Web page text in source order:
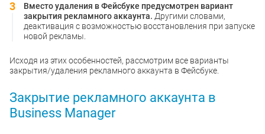
Вместо удаления в Фейсбуке предусмотрен вариант
закрытия рекламного аккаунта. Другими словами,
деактивация с возможностью восстановления при запуске
новой рекламы.
Исходя из этих особенностей, рассмотрим все варианты
закрытия/удаления рекламного аккаунта в Фейсбуке.
Закрытие рекламного аккаунта в
Business Manager